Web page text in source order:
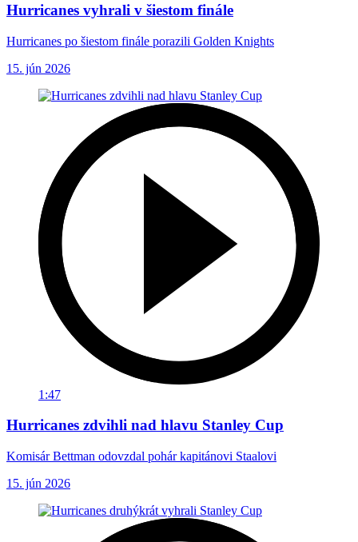
Hurricanes vyhrali v šiestom finále
Hurricanes po šiestom finále porazili Golden Knights
15. jún 2026
1:47
Hurricanes zdvihli nad hlavu Stanley Cup
Komisár Bettman odovzdal pohár kapitánovi Staalovi
15. jún 2026